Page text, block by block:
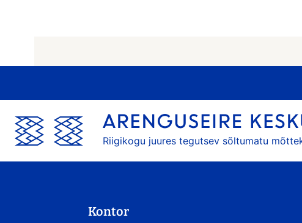
Riigikogu juures tegutsev sõltumatu
Kontor